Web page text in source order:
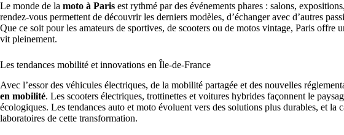
Le monde de la moto à Paris est rythmé par des événements phares : salons,
rendez-vous permettent de découvrir les derniers modèles, d’échanger avec d’autres
Que ce soit pour les amateurs de sportives, de scooters ou de motos vintage, Paris offre
vit pleinement.
Les tendances mobilité et innovations en Île-de-France
Avec l’essor des véhicules électriques, de la mobilité partagée et des nouvelles
en mobilité. Les scooters électriques, trottinettes et voitures hybrides façonnent le
écologiques. Les tendances auto et moto évoluent vers des solutions plus durables, et la
laboratoires de cette transformation.